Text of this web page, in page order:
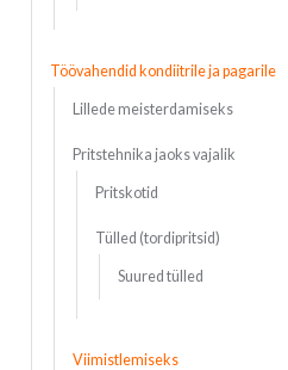
Töövahendid kondiitrile ja pagarile
Lillede meisterdamiseks
Pritstehnika jaoks vajalik
Pritskotid
Tülled (tordipritsid)
Suured tülled
Viimistlemiseks